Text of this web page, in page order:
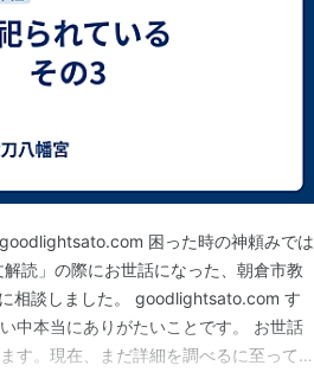
困った時の神頼みでは
読」の際にお世話になった、朝倉市教
相談しました。 goodlightsato.com す
中本当にありがたいことです。 お世話
す。現在、まだ詳細を調べるに至ってい